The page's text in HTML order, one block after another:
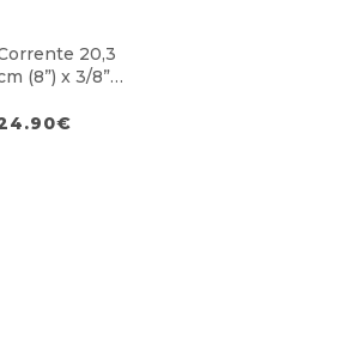
20,3
(8”) x 3/8”
€